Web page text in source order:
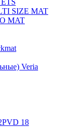
SIZE MAT
MAT
Veria
18